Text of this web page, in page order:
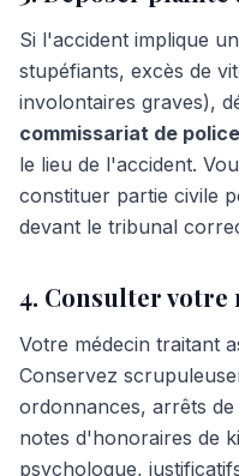
Si l'accident implique
stupéfiants, excès de
involontaires graves),
commissariat de
le lieu de l'accident.
constituer partie civile
devant le tribunal
4. Consulter
Votre médecin traitant
Conservez
ordonnances, arrêts
notes d'honoraires de
psychologue,